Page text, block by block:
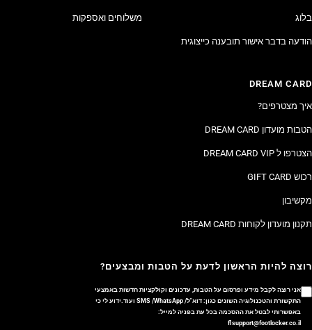
בלוג
הודעה בדבר אישור תובענה כייצוגית
משלוחים ואספקות
DREAM CARD
איך מצטרפים?
הטבות מועדון DREAM CARD
הצטרפו ל DREAM CARD VIP
רכוש GIFT CARD
מקשיבון
תקנון מועדון לקוחות DREAM CARD
רוצה להיות הראשון לדעת על הטבות ומבצעים?
אני רוצה לקבל מידע ופרסום על הטבות, עדכונים וקולקציות חדשות באמצעי
התקשורת והטכנולוגיה השונים כגון: דוא"ל/ SMS /WhatsApp ועוד.ידוע לי כי
באפשרותי לבטל את ההסכמה בכל עת בפניה למייל:
flsupport@footlocker.co.il